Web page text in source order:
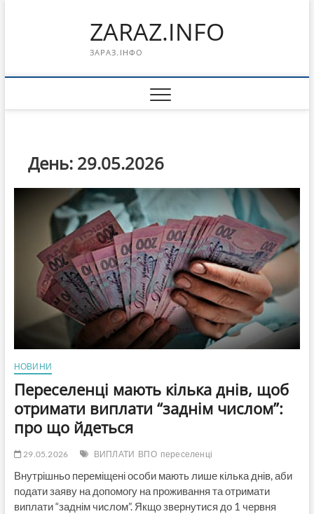
ZARAZ.INFO
ЗАРАЗ.ІНФО
День: 29.05.2026
НОВИНИ
Переселенці мають кілька днів, щоб
отримати виплати “заднім числом”:
про що йдеться
29.05.2026 ВИПЛАТИ ВПО переселенці
Внутрішньо переміщені особи мають лише кілька днів, аби
подати заяву на допомогу на проживання та отримати
виплати “заднім числом”. Якщо звернутися до 1 червня